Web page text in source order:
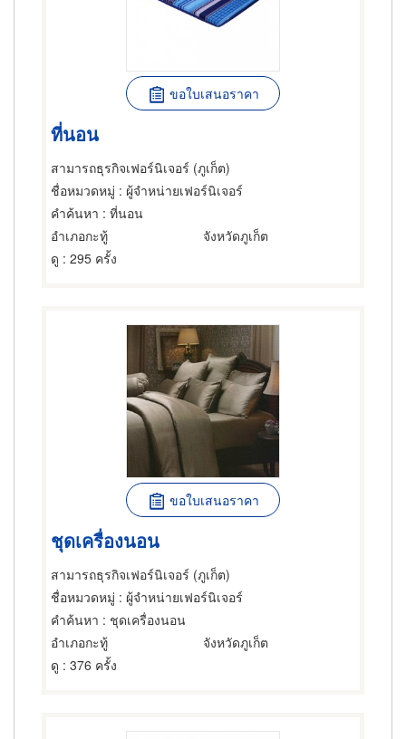
ขอใบเสนอราคา
ที่นอน
สามารถธุรกิจเฟอร์นิเจอร์ (ภูเก็ต)
ชื่อหมวดหมู่ : ผู้จำหน่ายเฟอร์นิเจอร์
คำค้นหา : ที่นอน
อำเภอกะทู้
จังหวัดภูเก็ต
ดู : 295 ครั้ง
ขอใบเสนอราคา
ชุดเครื่องนอน
สามารถธุรกิจเฟอร์นิเจอร์ (ภูเก็ต)
ชื่อหมวดหมู่ : ผู้จำหน่ายเฟอร์นิเจอร์
คำค้นหา : ชุดเครื่องนอน
อำเภอกะทู้
จังหวัดภูเก็ต
ดู : 376 ครั้ง